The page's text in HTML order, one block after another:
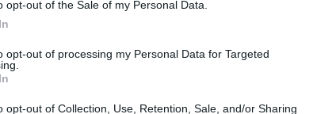
opt-out of the Sale of my Personal Data.
opt-out of processing my Personal Data for Targeted
opt-out of Collection, Use, Retention, Sale, and/or Sharing
Csíkszereda is.